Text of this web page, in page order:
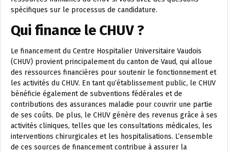
spécifiques sur le processus de candidature.
Qui finance le CHUV ?
Le financement du Centre Hospitalier Universitaire Vaudois
(CHUV) provient principalement du canton de Vaud, qui alloue
des ressources financières pour soutenir le fonctionnement et
les activités du CHUV. En tant qu’établissement public, le CHUV
bénéficie également de subventions fédérales et de
contributions des assurances maladie pour couvrir une partie
de ses coûts. De plus, le CHUV génère des revenus grâce à ses
activités cliniques, telles que les consultations médicales, les
interventions chirurgicales et les hospitalisations. L’ensemble
de ces sources de financement contribue à assurer la